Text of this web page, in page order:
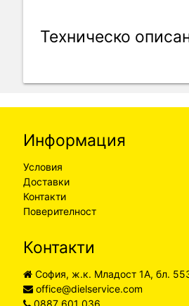
Техническо
Информация
Условия
Доставки
Контакти
Поверителност
Контакти
София, ж.к. Младост 1А, бл.
office@dielservice.com